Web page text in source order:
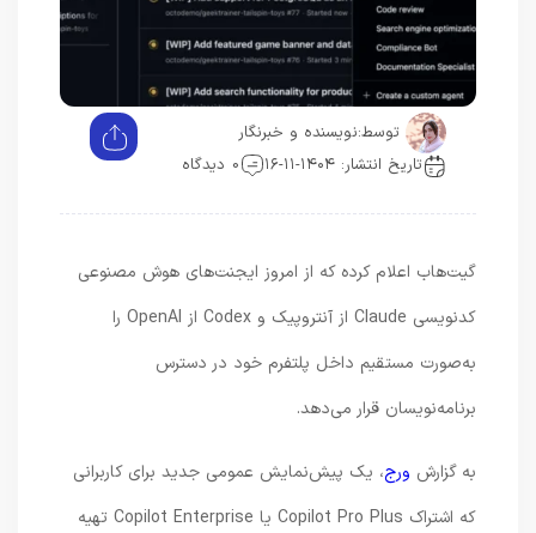
توسط: نویسنده و خبرنگار
تاریخ انتشار: ۱۴۰۴-۱۱-۱۶
0 دیدگاه
گیت‌هاب اعلام کرده که از امروز ایجنت‌های هوش مصنوعی
کدنویسی Claude از آنتروپیک و Codex از OpenAI را
به‌صورت مستقیم داخل پلتفرم خود در دسترس
برنامه‌نویسان قرار می‌دهد.
به گزارش ورج، یک پیش‌نمایش عمومی جدید برای کاربرانی
که اشتراک Copilot Pro Plus یا Copilot Enterprise تهیه